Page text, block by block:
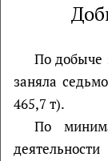
По добыче
заняла
465,7 т).
По